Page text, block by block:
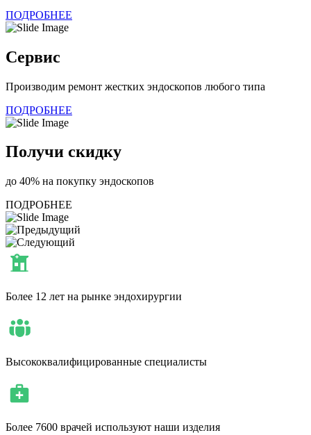
ПОДРОБНЕЕ
Сервис
Производим ремонт жестких эндоскопов любого типа
ПОДРОБНЕЕ
Получи скидку
до 40% на покупку эндоскопов
ПОДРОБНЕЕ
Более 12 лет на рынке эндохирургии
Высококвалифицированные специалисты
Более 7600 врачей используют наши изделия